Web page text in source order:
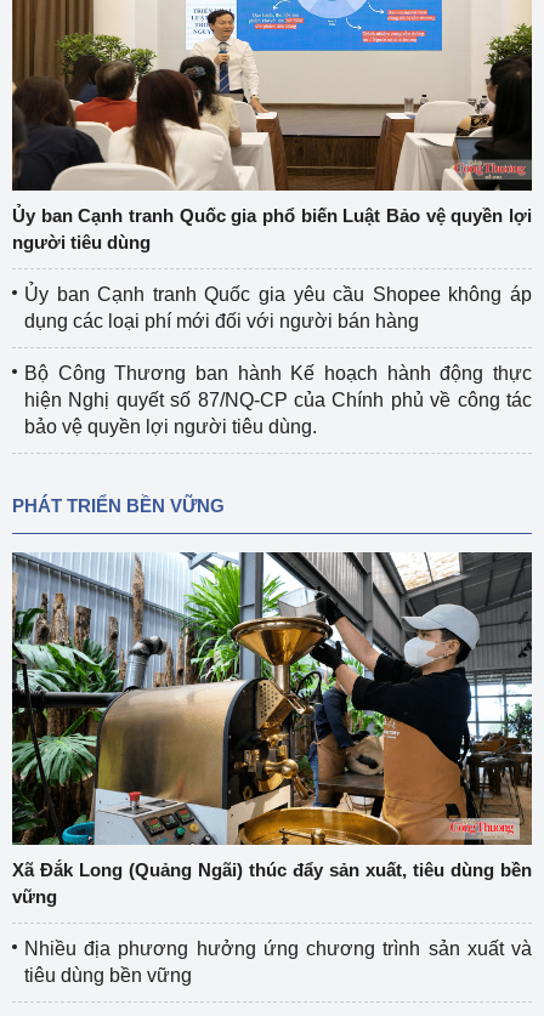
Ủy ban Cạnh tranh Quốc gia phổ biến Luật Bảo vệ quyền lợi
người tiêu dùng
Ủy ban Cạnh tranh Quốc gia yêu cầu Shopee không áp
dụng các loại phí mới đối với người bán hàng
Bộ Công Thương ban hành Kế hoạch hành động thực
hiện Nghị quyết số 87/NQ-CP của Chính phủ về công tác
bảo vệ quyền lợi người tiêu dùng.
PHÁT TRIỂN BỀN VỮNG
Xã Đắk Long (Quảng Ngãi) thúc đẩy sản xuất, tiêu dùng bền
vững
Nhiều địa phương hưởng ứng chương trình sản xuất và
tiêu dùng bền vững